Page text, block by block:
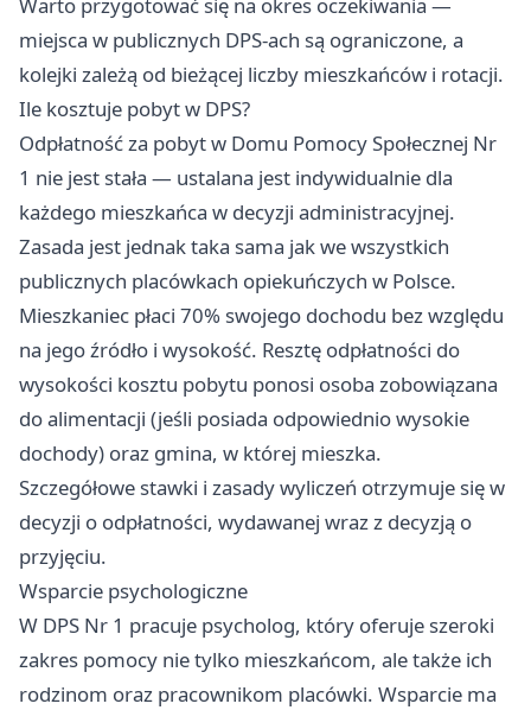
Warto przygotować się na okres oczekiwania —
miejsca w publicznych DPS-ach są ograniczone, a
kolejki zależą od bieżącej liczby mieszkańców i rotacji.
Ile kosztuje pobyt w DPS?
Odpłatność za pobyt w Domu Pomocy Społecznej Nr
1 nie jest stała — ustalana jest indywidualnie dla
każdego mieszkańca w decyzji administracyjnej.
Zasada jest jednak taka sama jak we wszystkich
publicznych placówkach opiekuńczych w Polsce.
Mieszkaniec płaci 70% swojego dochodu bez względu
na jego źródło i wysokość. Resztę odpłatności do
wysokości kosztu pobytu ponosi osoba zobowiązana
do alimentacji (jeśli posiada odpowiednio wysokie
dochody) oraz gmina, w której mieszka.
Szczegółowe stawki i zasady wyliczeń otrzymuje się w
decyzji o odpłatności, wydawanej wraz z decyzją o
przyjęciu.
Wsparcie psychologiczne
W DPS Nr 1 pracuje psycholog, który oferuje szeroki
zakres pomocy nie tylko mieszkańcom, ale także ich
rodzinom oraz pracownikom placówki. Wsparcie ma